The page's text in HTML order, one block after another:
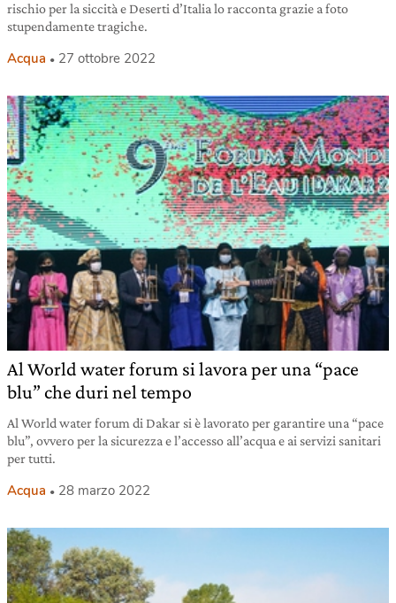
rischio per la siccità e Deserti d’Italia lo racconta grazie a foto
stupendamente tragiche.
Acqua 27 ottobre 2022
Al World water forum si lavora per una “pace
blu” che duri nel tempo
Al World water forum di Dakar si è lavorato per garantire una “pace
blu”, ovvero per la sicurezza e l’accesso all’acqua e ai servizi sanitari
per tutti.
Acqua 28 marzo 2022